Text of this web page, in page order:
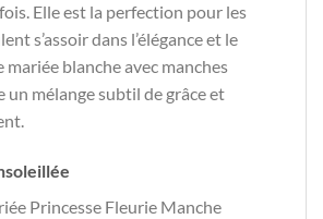
Elle est la perfection pour les
s’assoir dans l’élégance et le
mariée blanche avec manches
mélange subtil de grâce et
Princesse Fleurie Manche